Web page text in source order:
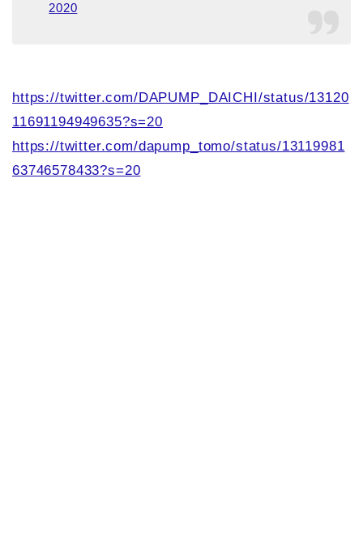
2020
https://twitter.com/DAPUMP_DAICHI/status/13120
11691194949635?s=20
https://twitter.com/dapump_tomo/status/13119981
63746578433?s=20